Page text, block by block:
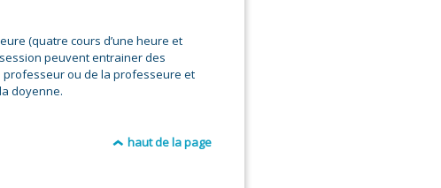
(quatre cours d’une heure et
peuvent entrainer des
professeur ou de la professeure et
doyenne.
haut de la page